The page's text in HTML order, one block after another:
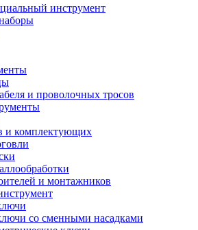
инструмент
и проволочных тросов
и комплектующих
и монтажников
со сменными насадками